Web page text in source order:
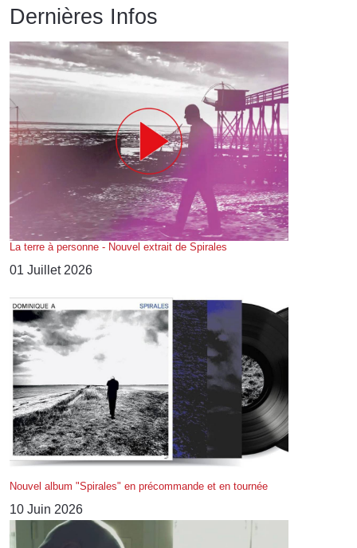
Dernières Infos
La terre à personne - Nouvel extrait de Spirales
01 Juillet 2026
Nouvel album "Spirales" en précommande et en tournée
10 Juin 2026